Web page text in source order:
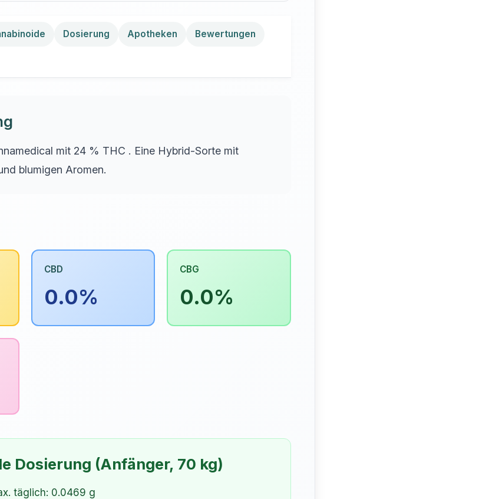
Dosierung Apotheken Bewertungen
mit 24 % THC . Eine Hybrid-Sorte mit
blumigen Aromen.
CBD
0.0%
CBG
0.0%
Dosierung (Anfänger, 70 kg)
täglich: 0.0469 g